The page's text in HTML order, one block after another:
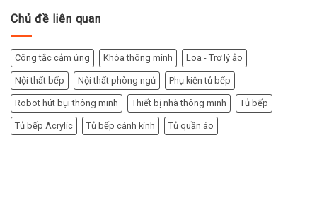
Chủ đề liên quan
Công tắc cảm ứng Khóa thông minh Loa - Trợ lý ảo
Nội thất bếp Nội thất phòng ngủ Phụ kiện tủ bếp
Robot hút bụi thông minh Thiết bị nhà thông minh Tủ bếp
Tủ bếp Acrylic Tủ bếp cánh kính Tủ quần áo